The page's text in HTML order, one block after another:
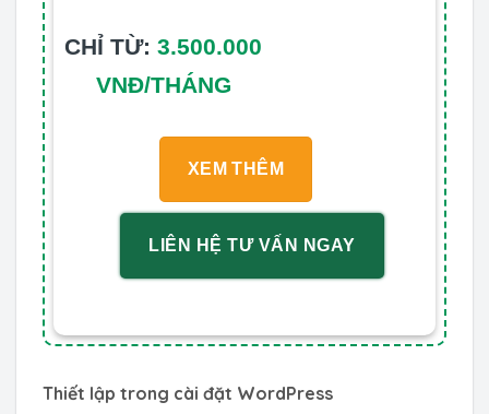
CHỈ TỪ: 3.500.000
VNĐ/THÁNG
XEM THÊM
LIÊN HỆ TƯ VẤN NGAY
Thiết lập trong cài đặt WordPress